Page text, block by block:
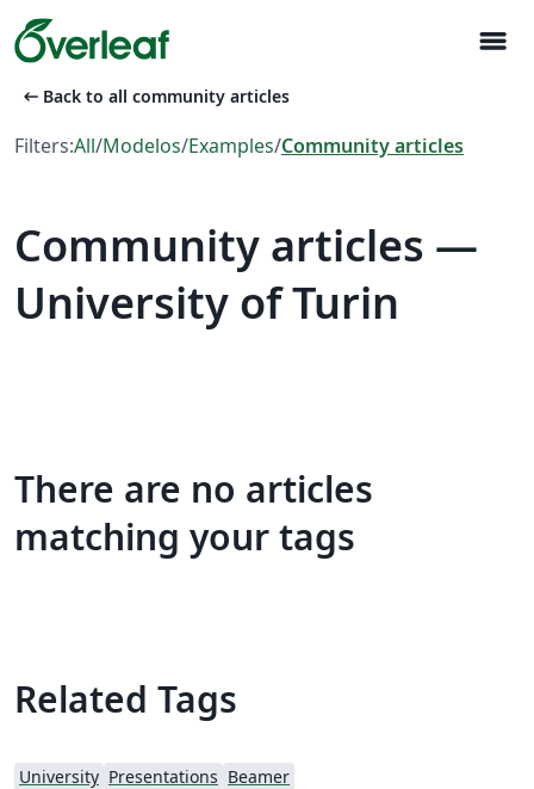
menu
arrow_left_alt Back to all community articles
Filters:All/Modelos/Examples/Community articles
Community articles —
University of Turin
There are no articles
matching your tags
Related Tags
University Presentations Beamer